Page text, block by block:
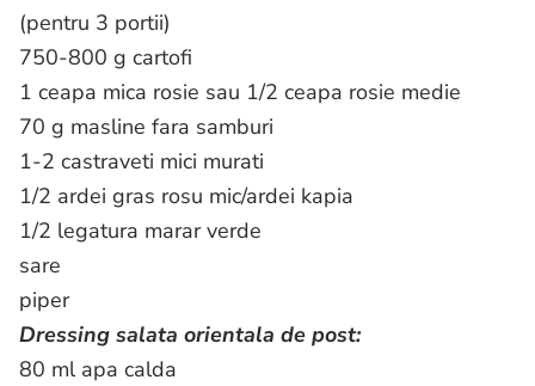
(pentru 3 portii)
750-800 g cartofi
1 ceapa mica rosie sau 1/2 ceapa rosie medie
70 g masline fara samburi
1-2 castraveti mici murati
1/2 ardei gras rosu mic/ardei kapia
1/2 legatura marar verde
sare
piper
Dressing salata orientala de post:
80 ml apa calda